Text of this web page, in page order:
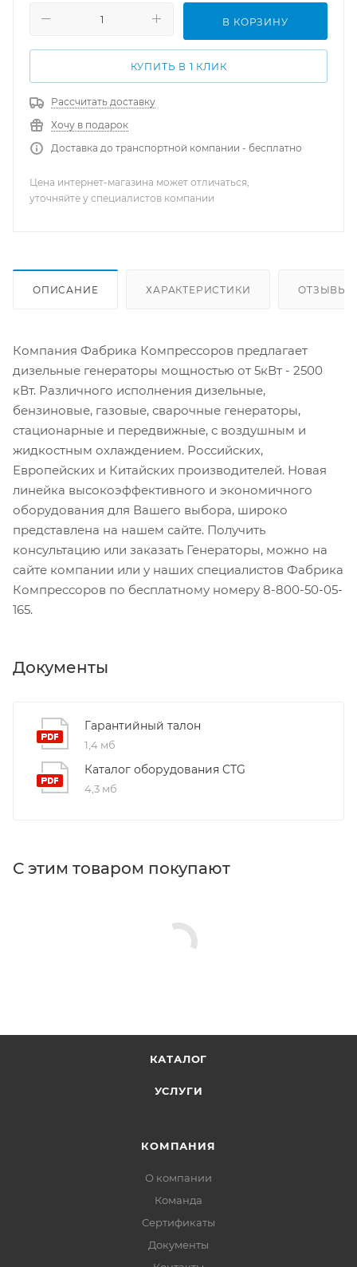
В КОРЗИНУ
КУПИТЬ В 1 КЛИК
Рассчитать доставку
Хочу в подарок
Доставка до транспортной компании - бесплатно
Цена интернет-магазина может отличаться,
уточняйте у специалистов компании
ОПИСАНИЕ ХАРАКТЕРИСТИКИ ОТЗЫВЫ
Компания Фабрика Компрессоров предлагает
дизельные генераторы мощностью от 5кВт - 2500
кВт. Различного исполнения дизельные,
бензиновые, газовые, сварочные генераторы,
стационарные и передвижные, с воздушным и
жидкостным охлаждением. Российских,
Европейских и Китайских производителей. Новая
линейка высокоэффективного и экономичного
оборудования для Вашего выбора, широко
представлена на нашем сайте. Получить
консультацию или заказать Генераторы, можно на
сайте компании или у наших специалистов Фабрика
Компрессоров по бесплатному номеру 8-800-50-05-
165.
Документы
Гарантийный талон
1,4 мб
Каталог оборудования CTG
4,3 мб
С этим товаром покупают
КАТАЛОГ
УСЛУГИ
КОМПАНИЯ
О компании
Команда
Сертификаты
Документы